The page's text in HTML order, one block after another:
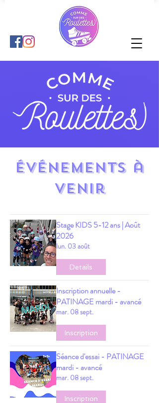
Événements à
venir
Stage KIDS 5-12 ans | Août
2026
lun. 03 août
Details
Inscription annuelle -
PATINAGE mardi - avancé
mar. 08 sept.
Inscription
Séance d'essai - PATINAGE
mardi - avancé
mar. 08 sept.
Inscription